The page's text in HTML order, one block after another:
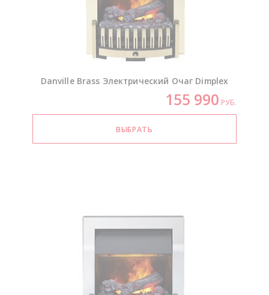
Danville Brass Электрический Очаг Dimplex
155 990 РУБ.